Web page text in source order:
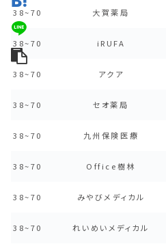
38~70 大賀薬局
38~70 iRUFA
38~70 アクア
38~70 セオ薬局
38~70 九州保険医療
38~70 Office樹林
38~70 みやびメディカル
38~70 れいめいメディカル